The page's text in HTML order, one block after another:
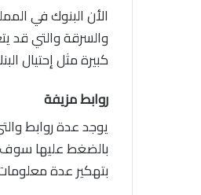
الأن البنوك في
والسرقة والتي قد
كبيرة مثل إحتيال
روابط مزيفة
يوجد عدة روابط
بالضغط عليها سوف
بتهكير عدة